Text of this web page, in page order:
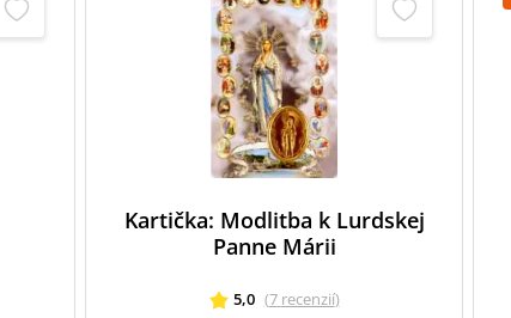
Kartička: Modlitba k Lurdskej
Panne Márii
5,0 (7 recenzií)